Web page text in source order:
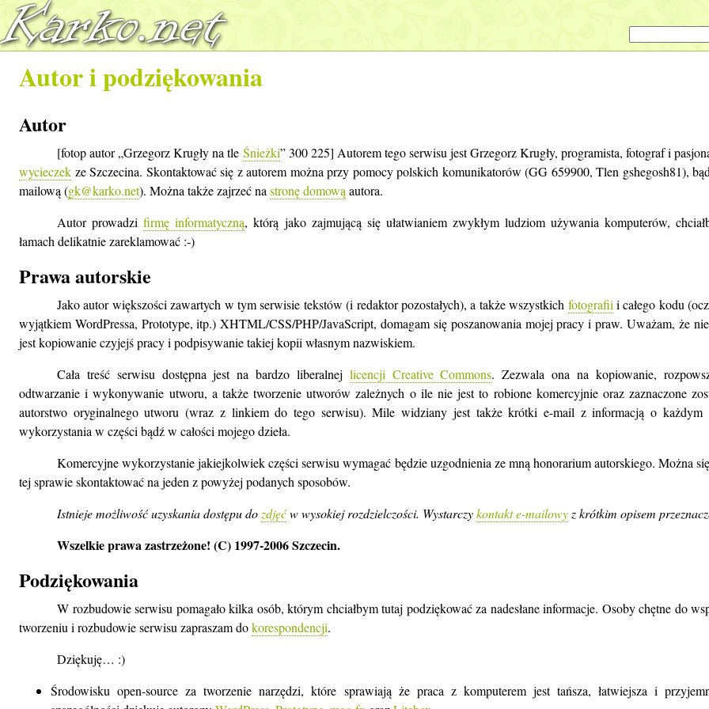
Autor i podziękowania
Autor
[fotop autor „Grzegorz Krugły na tle Śnieżki” 300 225] Autorem tego serwisu jest Grzegorz Krugły, programista, fotograf i
wycieczek ze Szczecina. Skontaktować się z autorem można przy pomocy polskich komunikatorów (GG 659900, Tlen gshegosh81),
mailową (gk@karko.net). Można także zajrzeć na stronę domowąautora.
Autor prowadzifirmę informatyczną, którą jako zajmującą się ułatwianiem zwykłym ludziom używania komputerów,
łamach delikatnie zareklamować :-)
Prawa autorskie
Jako autor większości zawartych w tym serwisie tekstów (i redaktor pozostałych), a także wszystkich fotografii i całego kodu
wyjątkiem WordPressa, Prototype, itp.) XHTML/CSS/PHP/JavaScript, domagam się poszanowania mojej pracy i praw. Uważam, że
jest kopiowanie czyjejś pracy i podpisywanie takiej kopii własnym nazwiskiem.
Cała treść serwisu dostępna jest na bardzo liberalnej licencji Creative Commons. Zezwala ona na kopiowanie,
odtwarzanie i wykonywanie utworu, a także tworzenie utworów zależnych o ile nie jest to robione komercyjnie oraz zaznaczone
autorstwo oryginalnego utworu (wraz z linkiem do tego serwisu). Mile widziany jest także krótki e-mail z informacją o każdym
wykorzystania w części bądź w całości mojego dzieła.
Komercyjne wykorzystanie jakiejkolwiek części serwisu wymagać będzie uzgodnienia ze mną honorarium autorskiego. Można
tej sprawie skontaktować na jeden z powyżej podanych sposobów.
Istnieje możliwość uzyskania dostępu do zdjęćw wysokiej rozdzielczości. Wystarczykontakt e-mailowy z krótkim opisem
Wszelkie prawa zastrzeżone! (C) 1997-2006 Szczecin.
Podziękowania
W rozbudowie serwisu pomagało kilka osób, którym chciałbym tutaj podziękować za nadesłane informacje. Osoby chętne do
tworzeniu i rozbudowie serwisu zapraszam dokorespondencji.
Dziękuję… :)
Środowisku open-source za tworzenie narzędzi, które sprawiają że praca z komputerem jest tańsza, łatwiejsza i